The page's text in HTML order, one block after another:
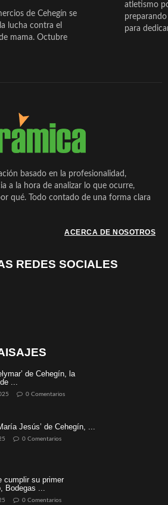
de Cehegín se
lucha contra el
mama. Octubre
atletismo
para
basado en la profesionalidad,
a la hora de analizar lo que ocurre,
qué. Todo contado de una forma clara
ACERCA DE NOSOTROS
REDES SOCIALES
de Cehegín, la
...
0 Comentarios
Jesús’ de Cehegín, ...
0 Comentarios
cumplir su primer
Bodegas ...
0 Comentarios